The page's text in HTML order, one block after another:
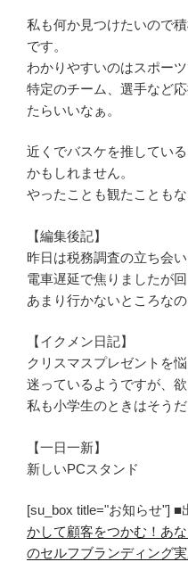
私も何か見つけたいので
です。
わかりやすいのはスポーツ
特定のチーム、選手など
たらいいなぁ。
近くでバスケを推してい
かもしれません。
やったことも観たこともな
【編集後記】
昨日は税務調査の立ち会い
電車遅延で焦りましたが回
あまり行かないところな
【イクメン日記】
クリスマスプレゼントを悩
迷っているようですが、
私も小学生のときはそう
【一日一新】
新しいPCスタンド
[su_box title="お知らせ"]
かして顧客をつかむ！あ
のセルフブランディング